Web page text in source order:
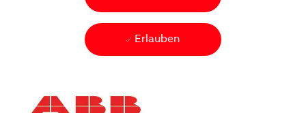
Erlauben